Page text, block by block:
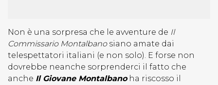
Non è una sorpresa che le avventure de Il
Commissario Montalbanosiano amate dai
telespettatori italiani (e non solo). E forse non
dovrebbe neanche sorprenderci il fatto che
anche Il Giovane Montalbanoha riscosso il